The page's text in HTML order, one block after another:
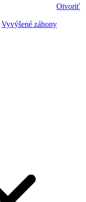
Otvoriť
Vyvýšené záhony